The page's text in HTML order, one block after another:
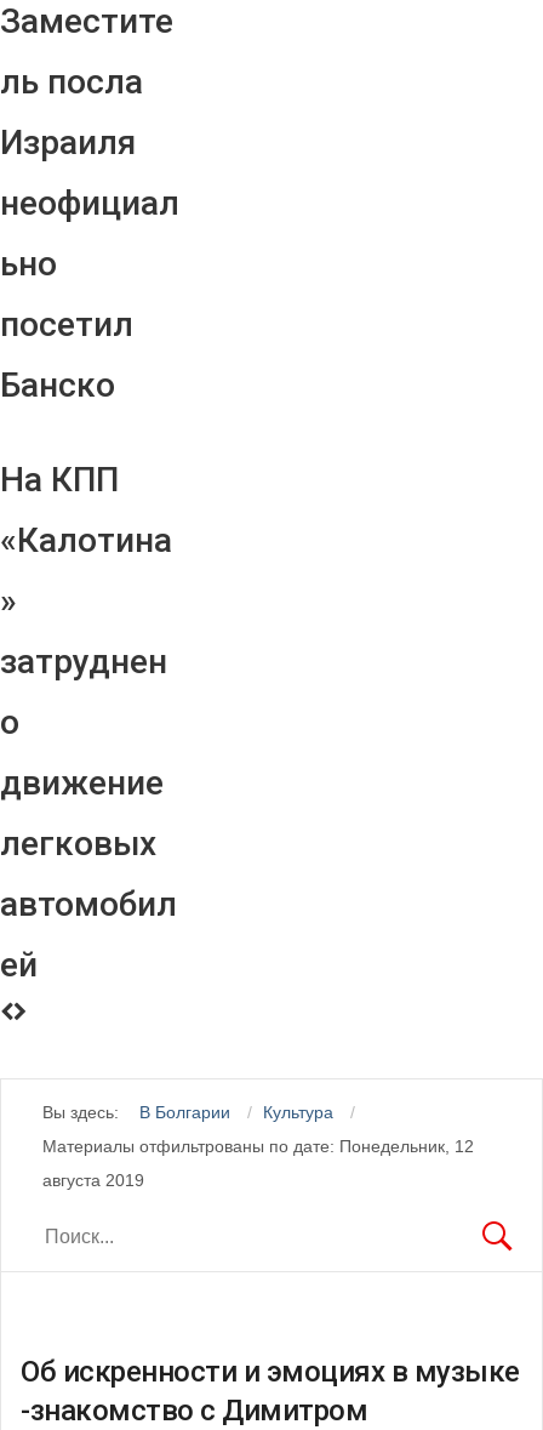
Заместите
ль посла
Израиля
неофициал
ьно
посетил
Банско
На КПП
«Калотина
»
затруднен
о
движение
легковых
автомобил
ей
Вы здесь: В Болгарии
Культура
Материалы отфильтрованы по дате: Понедельник, 12
августа 2019
Об искренности и эмоциях в музыке
-знакомство с Димитром